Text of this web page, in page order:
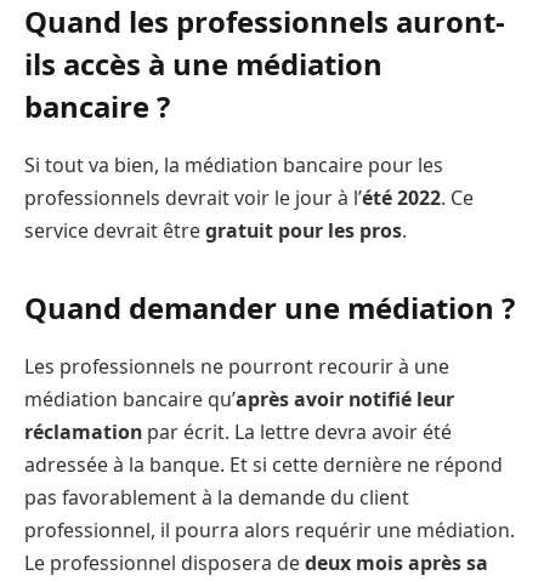
Quand les professionnels auront-
ils accès à une médiation
bancaire ?
Si tout va bien, la médiation bancaire pour les
professionnels devrait voir le jour à l’été 2022. Ce
service devrait êtregratuit pour les pros.
Quand demander une médiation ?
Les professionnels ne pourront recourir à une
médiation bancaire qu’après avoir notifié leur
réclamation par écrit. La lettre devra avoir été
adressée à la banque. Et si cette dernière ne répond
pas favorablement à la demande du client
professionnel, il pourra alors requérir une médiation.
Le professionnel disposera dedeux mois après sa